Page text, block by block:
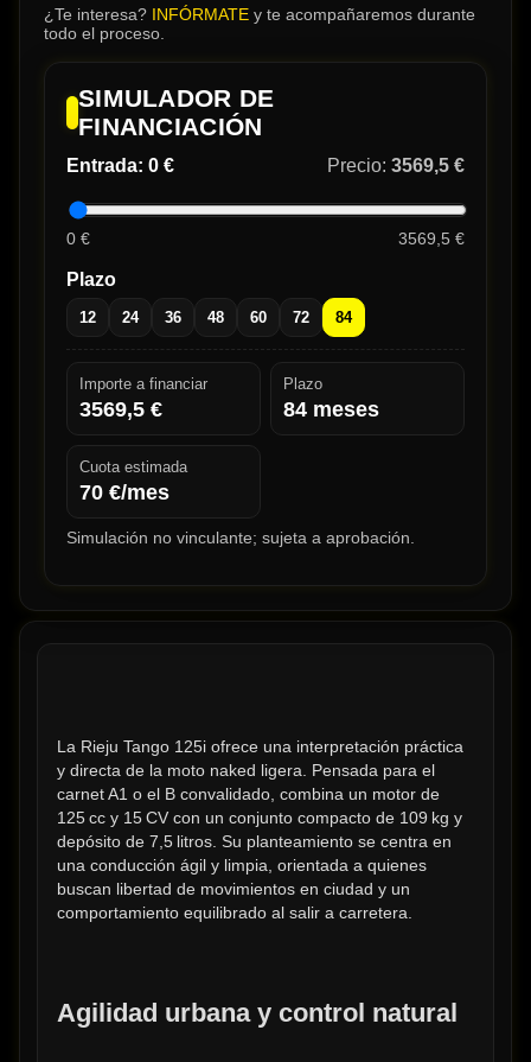
¿Te interesa? INFÓRMATE y te acompañaremos durante
todo el proceso.
SIMULADOR DE
FINANCIACIÓN
Entrada: 0 € Precio: 3569,5 €
0 € 3569,5 €
Plazo
12 24 36 48 60 72 84
Importe a financiar
3569,5 €
Plazo
84 meses
Cuota estimada
70 €/mes
Simulación no vinculante; sujeta a aprobación.
La Rieju Tango 125i ofrece una interpretación práctica
y directa de la moto naked ligera. Pensada para el
carnet A1 o el B convalidado, combina un motor de
125 cc y 15 CV con un conjunto compacto de 109 kg y
depósito de 7,5 litros. Su planteamiento se centra en
una conducción ágil y limpia, orientada a quienes
buscan libertad de movimientos en ciudad y un
comportamiento equilibrado al salir a carretera.
Agilidad urbana y control natural